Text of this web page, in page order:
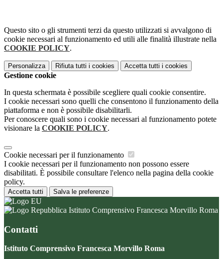
Questo sito o gli strumenti terzi da questo utilizzati si avvalgono di
cookie necessari al funzionamento ed utili alle finalità illustrate nella
COOKIE POLICY.
Personalizza Rifiuta tutti i cookies Accetta tutti i cookies
Gestione cookie
In questa schermata è possibile scegliere quali cookie consentire.
I cookie necessari sono quelli che consentono il funzionamento della
piattaforma e non è possibile disabilitarli.
Per conoscere quali sono i cookie necessari al funzionamento potete
visionare la COOKIE POLICY.
Cookie necessari per il funzionamento
I cookie necessari per il funzionamento non possono essere
disabilitati. È possibile consultare l'elenco nella pagina della cookie
policy.
Accetta tutti Salva le preferenze
Istituto Comprensivo Francesca Morvillo Roma
Contatti
Istituto Comprensivo Francesca Morvillo Roma